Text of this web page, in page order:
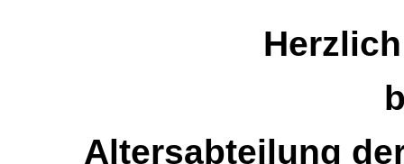
Altersabteilung